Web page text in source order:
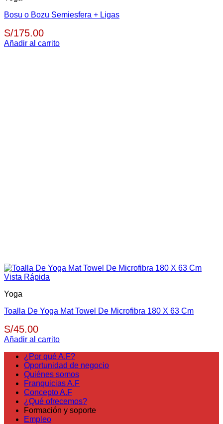
Bosu o Bozu Semiesfera + Ligas
S/175.00
Añadir al carrito
Vista Rápida
Yoga
Toalla De Yoga Mat Towel De Microfibra 180 X 63 Cm
S/45.00
Añadir al carrito
¿Por qué A.F?
Oportunidad de negocio
Quiénes somos
Franquicias A.F
Concepto A.F
¿Qué ofrecemos?
Formación y soporte
Empleo